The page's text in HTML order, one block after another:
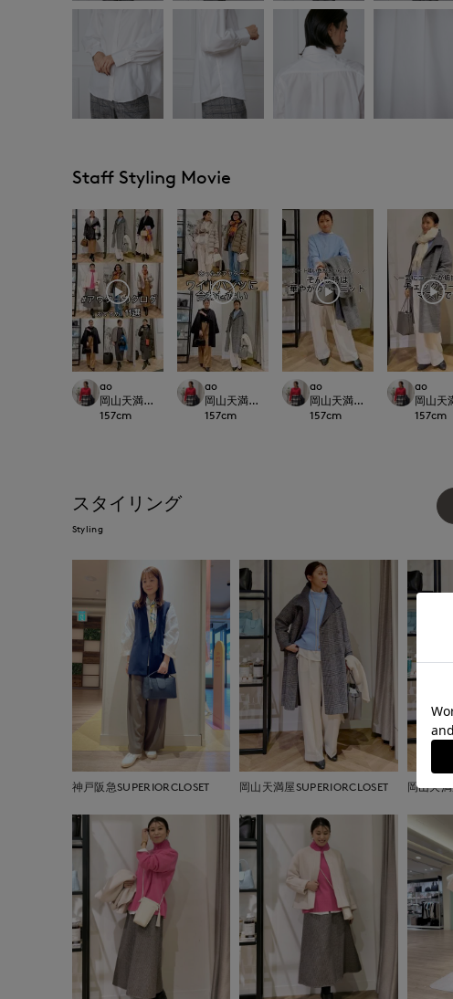
Staff Styling Movie
ao
岡山天満屋SUPERIORCLOSET
157cm
ao
岡山天満屋SUPERIORCLOSET
157cm
ao
岡山天満屋SUPERIORCLOSET
157cm
ao
岡山天
157cm
スタイリング
Styling
神戸阪急SUPERIORCLOSET 岡山天満屋SUPERIORCLOSET 岡山天満